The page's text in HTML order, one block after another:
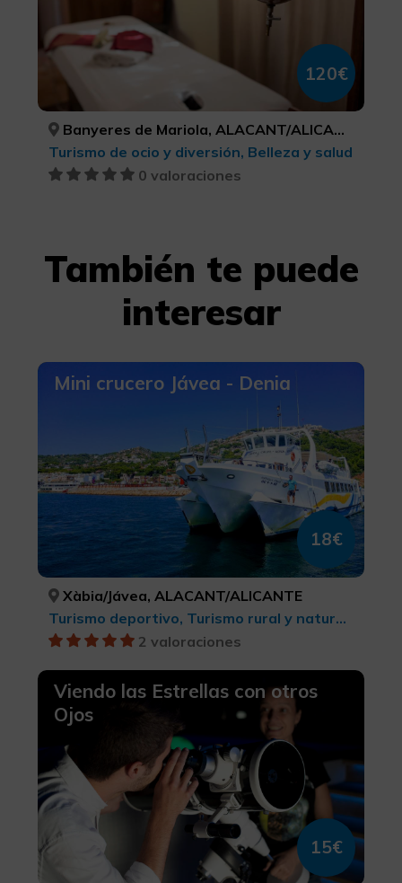
120€
Banyeres de Mariola, ALACANT/ALICANTE
Turismo de ocio y diversión, Belleza y salud
0 valoraciones
También te puede
interesar
Mini crucero Jávea - Denia
18€
Xàbia/Jávea, ALACANT/ALICANTE
Turismo deportivo, Turismo rural y natural, Actividades náuticas, Turismo activo-aventura, Parques Naturales
2 valoraciones
Viendo las Estrellas con otros
Ojos
15€